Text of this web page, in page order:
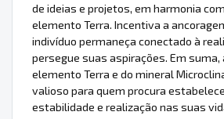
de ideias e projetos, em harmonia
elemento Terra. Incentiva a
indivíduo permaneça conectado à
persegue suas aspirações. Em suma,
elemento Terra e do mineral
valioso para quem procura
estabilidade e realização nas suas